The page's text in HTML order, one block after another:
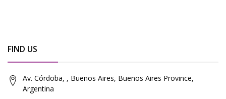
FIND US
Av. Córdoba, , Buenos Aires, Buenos Aires Province,
Argentina